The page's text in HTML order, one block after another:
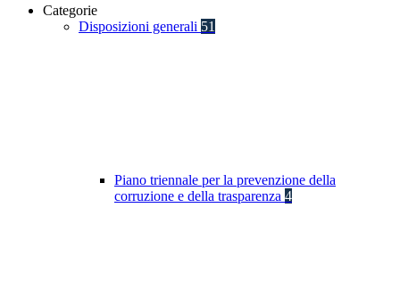
Categorie
Disposizioni generali 51
Piano triennale per la prevenzione della
corruzione e della trasparenza 4